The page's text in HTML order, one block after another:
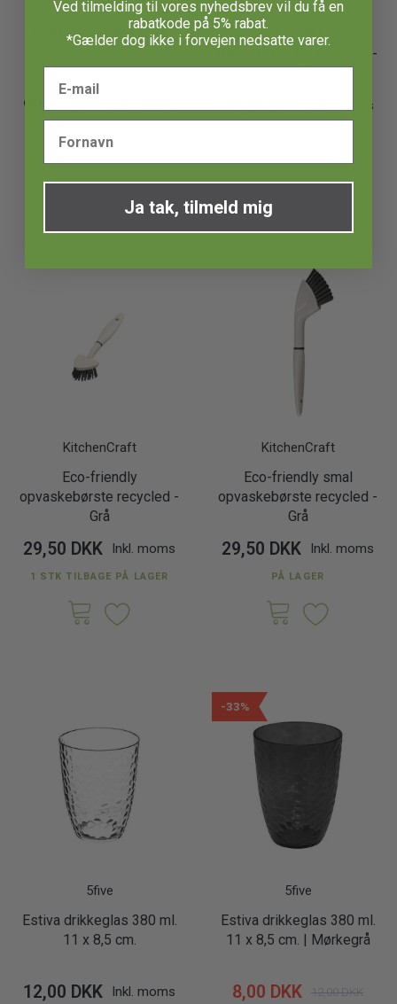
Orion
Digitalt minutur - Hvid
99,00 DKK
KitchenCraft
Eco-friendly alm.
opvaskebørste recycled -
Grå
39,50 DKK Inkl. moms
KitchenCraft
Eco-friendly
opvaskebørste recycled -
Grå
29,50 DKK Inkl. moms
1 STK TILBAGE PÅ LAGER
KitchenCraft
Eco-friendly smal
opvaskebørste recycled -
Grå
29,50 DKK Inkl. moms
PÅ LAGER
5five
Estiva drikkeglas 380 ml.
11 x 8,5 cm.
12,00 DKK Inkl. moms
-33%
5five
Estiva drikkeglas 380 ml.
11 x 8,5 cm. | Mørkegrå
8,00 DKK 12,00 DKK
Ved tilmelding til vores nyhedsbrev vil du få en
rabatkode på 5% rabat.
*Gælder dog ikke i forvejen nedsatte varer.
Ja tak, tilmeld mig